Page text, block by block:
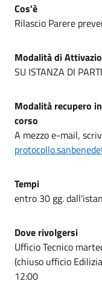
Cos'è
Rilascio Parere
Modalità di
SU ISTANZA DI
Modalità recupero
corso
A mezzo e-mail,
Tempi
entro 30 gg.
Dove rivolgersi
Ufficio Tecnico
(chiuso ufficio
12:00